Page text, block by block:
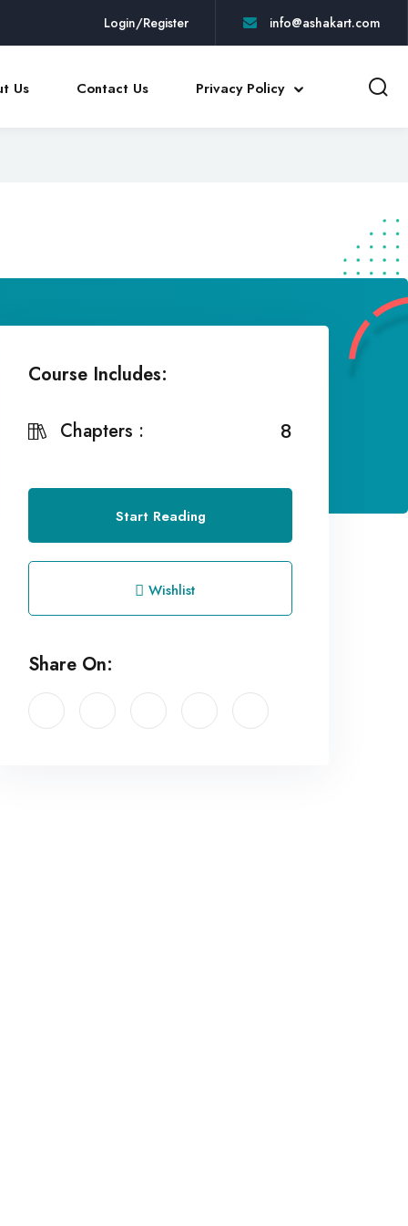
Login/Register info@ashakart.com
Us Contact Us Privacy Policy
Course Includes:
Chapters : 8
Start Reading
Wishlist
Share On: